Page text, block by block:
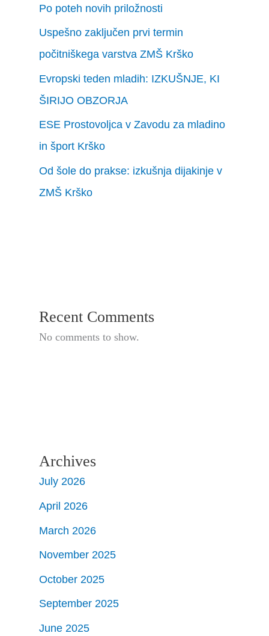
Po poteh novih priložnosti
Uspešno zaključen prvi termin
počitniškega varstva ZMŠ Krško
Evropski teden mladih: IZKUŠNJE, KI
ŠIRIJO OBZORJA
ESE Prostovoljca v Zavodu za mladino
in šport Krško
Od šole do prakse: izkušnja dijakinje v
ZMŠ Krško
Recent Comments
No comments to show.
Archives
July 2026
April 2026
March 2026
November 2025
October 2025
September 2025
June 2025